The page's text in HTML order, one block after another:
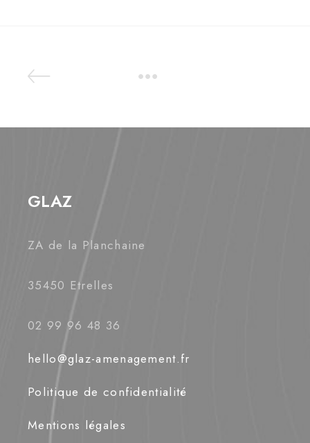
GLAZ
ZA de la Planchaine
35450 Etrelles
02 99 96 48 36
hello@glaz-amenagement.fr
Politique de confidentialité
Mentions légales